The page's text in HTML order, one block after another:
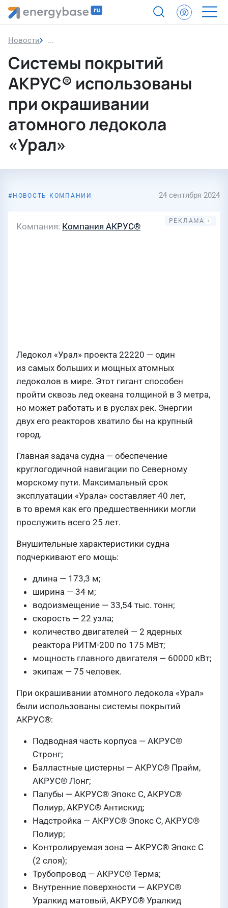
Новости Cистемы покрытий АКРУС® использованы при
Cистемы покрытий
АКРУС® использованы
при окрашивании
атомного ледокола
«Урал»
НОВОСТЬ КОМПАНИИ 24 сентября 2024
Компания Компания АКРУС®
Ледокол «Урал» проекта 22220 — один
из самых больших и мощных атомных
ледоколов в мире. Этот гигант способен
пройти сквозь лед океана толщиной в 3 метра,
но может работать и в руслах рек. Энергии
двух его реакторов хватило бы на крупный
город.
Главная задача судна — обеспечение
круглогодичной навигации по Северному
морскому пути. Максимальный срок
эксплуатации «Урала» составляет 40 лет,
в то время как его предшественники могли
прослужить всего 25 лет.
Внушительные характеристики судна
подчеркивают его мощь:
длина — 173,3 м;
ширина — 34 м;
водоизмещение — 33,54 тыс. тонн;
скорость — 22 узла;
количество двигателей — 2 ядерных
реактора РИТМ-200 по 175 МВт;
мощность главного двигателя — 60000 кВт;
экипаж — 75 человек.
При окрашивании атомного ледокола «Урал»
были использованы системы покрытий
АКРУС®:
Подводная часть корпуса — АКРУС®
Стронг;
Балластные цистерны — АКРУС® Прайм,
АКРУС® Лонг;
Палубы — АКРУС® Эпокс С, АКРУС®
Полиур, АКРУС® Антискид;
Надстройка — АКРУС® Эпокс С, АКРУС®
Полиур;
Контролируемая зона — АКРУС® Эпокс С
(2 слоя);
Трубопровод — АКРУС® Терма;
Внутренние поверхности — АКРУС®
Уралкид матовый, АКРУС® Уралкид